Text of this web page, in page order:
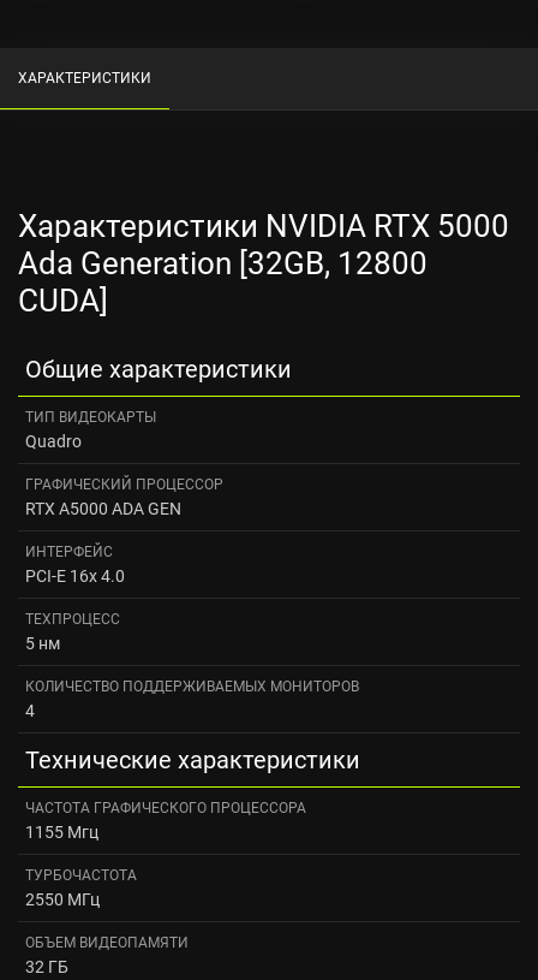
ХАРАКТЕРИСТИКИ
Характеристики NVIDIA RTX 5000
Ada Generation [32GB, 12800
CUDA]
Общие характеристики
ТИП ВИДЕОКАРТЫ
Quadro
ГРАФИЧЕСКИЙ ПРОЦЕССОР
RTX A5000 ADA GEN
ИНТЕРФЕЙС
PCI-E 16x 4.0
ТЕХПРОЦЕСС
5 нм
КОЛИЧЕСТВО ПОДДЕРЖИВАЕМЫХ МОНИТОРОВ
4
Технические характеристики
ЧАСТОТА ГРАФИЧЕСКОГО ПРОЦЕССОРА
1155 Мгц
ТУРБОЧАСТОТА
2550 МГц
ОБЪЕМ ВИДЕОПАМЯТИ
32 ГБ